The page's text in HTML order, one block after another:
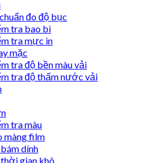
đo độ bục
tra bao bì
tra mực in
mặc
tra độ bền màu vải
tra độ thấm nước vải
tra màu
màng film
dính
gian khô